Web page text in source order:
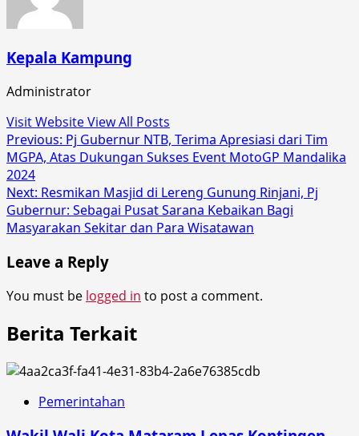
Kepala Kampung
Administrator
Visit WebsiteView All Posts
Post
navigation
Previous: Pj Gubernur NTB, Terima Apresiasi dari Tim
MGPA, Atas Dukungan Sukses Event MotoGP Mandalika
2024
Next: Resmikan Masjid di Lereng Gunung Rinjani, Pj
Gubernur: Sebagai Pusat Sarana Kebaikan Bagi
Masyarakan Sekitar dan Para Wisatawan
Leave a Reply
You must be logged in to post a comment.
Berita Terkait
Pemerintahan